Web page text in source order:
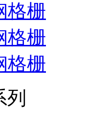
格栅
格栅
格栅